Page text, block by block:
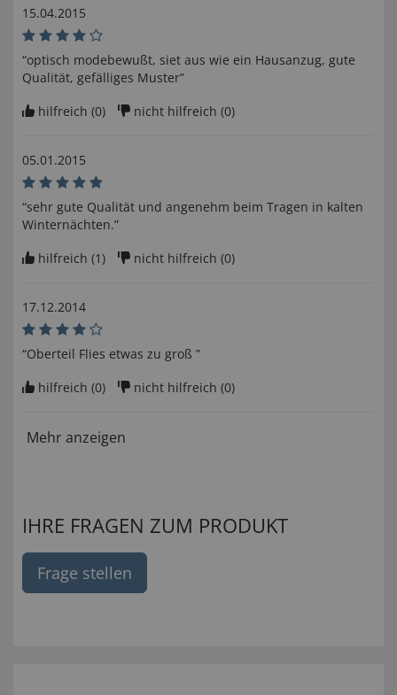
15.04.2015
“optisch modebewußt, siet aus wie ein Hausanzug, gute
Qualität, gefälliges Muster”
hilfreich (0) nicht hilfreich (0)
05.01.2015
“sehr gute Qualität und angenehm beim Tragen in kalten
Winternächten.”
hilfreich (1) nicht hilfreich (0)
17.12.2014
“Oberteil Flies etwas zu groß ”
hilfreich (0) nicht hilfreich (0)
Mehr anzeigen
IHRE FRAGEN ZUM PRODUKT
Frage stellen